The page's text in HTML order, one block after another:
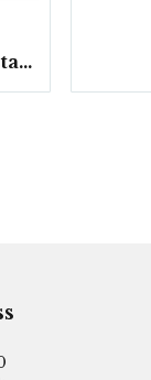
Ragg - 10 nystan a50g./fp.